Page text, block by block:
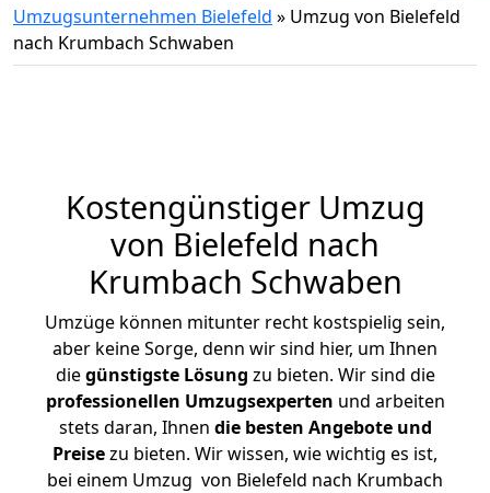
Umzugsunternehmen Bielefeld » Umzug von Bielefeld
nach Krumbach Schwaben
Kostengünstiger Umzug
von Bielefeld nach
Krumbach Schwaben
Umzüge können mitunter recht kostspielig sein,
aber keine Sorge, denn wir sind hier, um Ihnen
diegünstigste Lösung zu bieten. Wir sind die
professionellen Umzugsexperten und arbeiten
stets daran, Ihnen die besten Angebote und
Preisezu bieten. Wir wissen, wie wichtig es ist,
bei einem Umzug von Bielefeld nach Krumbach